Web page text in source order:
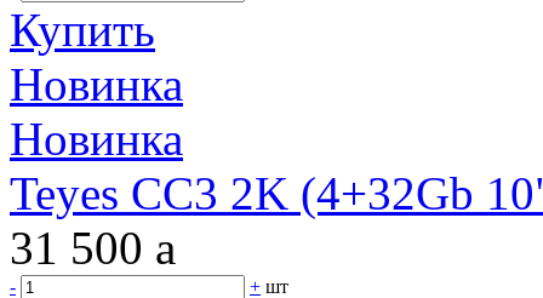
Купить
Новинка
Новинка
Teyes CC3 2K (4+32Gb
31 500 a
- + шт